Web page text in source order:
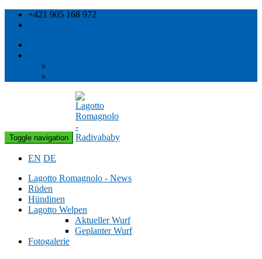
+421 905 168 972
Toggle navigation
EN DE
Lagotto Romagnolo - News
Rüden
Hündinen
Lagotto Welpen
Aktueller Wurf
Geplanter Wurf
Fotogalerie